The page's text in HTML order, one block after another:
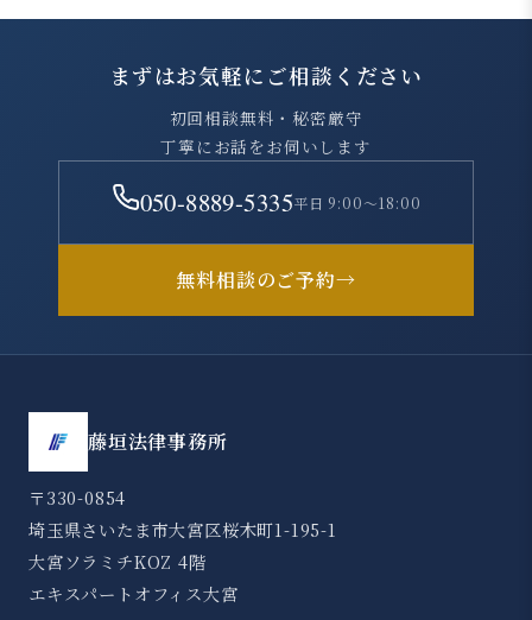
まずはお気軽にご相談ください
初回相談無料・秘密厳守
丁寧にお話をお伺いします
050-8889-5335平日 9:00～18:00
無料相談のご予約→
藤垣法律事務所
〒330-0854
埼玉県さいたま市大宮区桜木町1-195-1
大宮ソラミチKOZ 4階
エキスパートオフィス大宮